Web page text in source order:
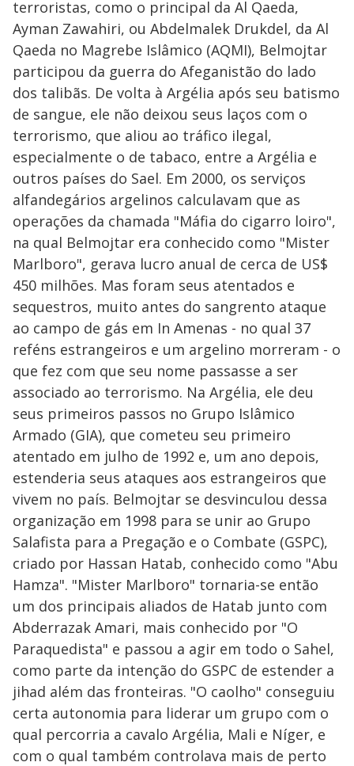
terroristas, como o principal da Al Qaeda,
Ayman Zawahiri, ou Abdelmalek Drukdel, da Al
Qaeda no Magrebe Islâmico (AQMI), Belmojtar
participou da guerra do Afeganistão do lado
dos talibãs. De volta à Argélia após seu batismo
de sangue, ele não deixou seus laços com o
terrorismo, que aliou ao tráfico ilegal,
especialmente o de tabaco, entre a Argélia e
outros países do Sael. Em 2000, os serviços
alfandegários argelinos calculavam que as
operações da chamada "Máfia do cigarro loiro",
na qual Belmojtar era conhecido como "Mister
Marlboro", gerava lucro anual de cerca de US$
450 milhões. Mas foram seus atentados e
sequestros, muito antes do sangrento ataque
ao campo de gás em In Amenas - no qual 37
reféns estrangeiros e um argelino morreram - o
que fez com que seu nome passasse a ser
associado ao terrorismo. Na Argélia, ele deu
seus primeiros passos no Grupo Islâmico
Armado (GIA), que cometeu seu primeiro
atentado em julho de 1992 e, um ano depois,
estenderia seus ataques aos estrangeiros que
vivem no país. Belmojtar se desvinculou dessa
organização em 1998 para se unir ao Grupo
Salafista para a Pregação e o Combate (GSPC),
criado por Hassan Hatab, conhecido como "Abu
Hamza". "Mister Marlboro" tornaria-se então
um dos principais aliados de Hatab junto com
Abderrazak Amari, mais conhecido por "O
Paraquedista" e passou a agir em todo o Sahel,
como parte da intenção do GSPC de estender a
jihad além das fronteiras. "O caolho" conseguiu
certa autonomia para liderar um grupo com o
qual percorria a cavalo Argélia, Mali e Níger, e
com o qual também controlava mais de perto